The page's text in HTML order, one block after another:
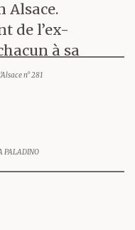
Alsace.
de l’ex-
à sa
de
les
ces
les mots
n° 281
PALADINO